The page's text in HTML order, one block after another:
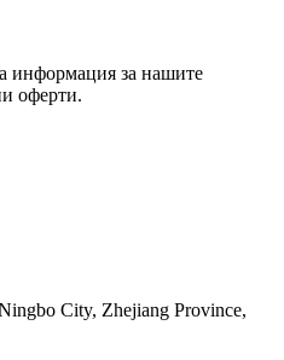
информация за нашите
оферти.
City, Zhejiang Province,